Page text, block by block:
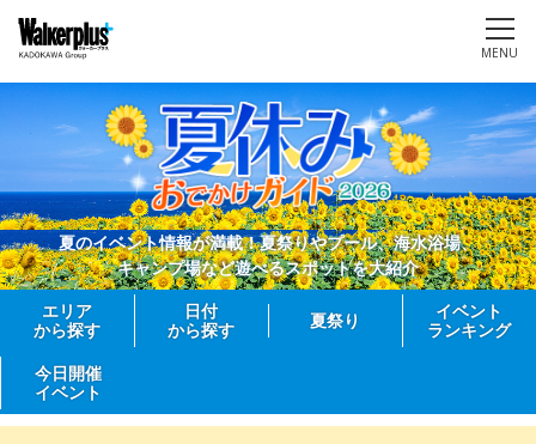
MENU
夏のイベント情報が満載！夏祭りやプール、海水浴場、
キャンプ場など遊べるスポットを大紹介
エリア
から探す
日付
から探す
夏祭り
イベント
ランキング
今日開催
イベント